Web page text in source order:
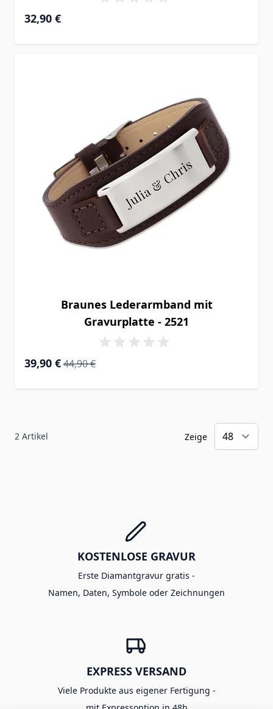
32,90 €
Braunes Lederarmband mit
Gravurplatte - 2521
Special Price
39,90 € Regular Price
44,90 €
2 Artikel Zeige
KOSTENLOSE GRAVUR
Erste Diamantgravur gratis -
Namen, Daten, Symbole oder Zeichnungen
EXPRESS VERSAND
Viele Produkte aus eigener Fertigung -